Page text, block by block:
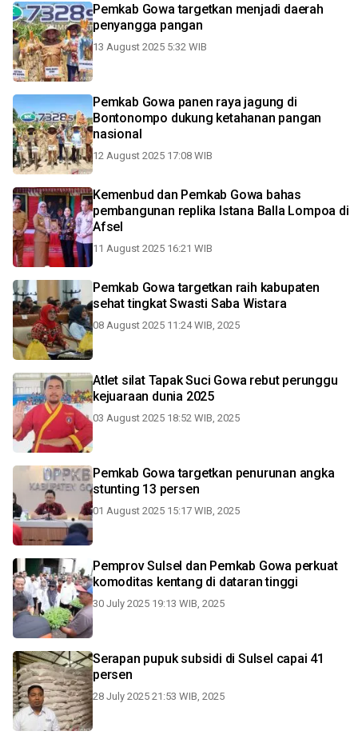
Pemkab Gowa targetkan menjadi daerah
penyangga pangan
13 August 2025 5:32 WIB
Pemkab Gowa panen raya jagung di
Bontonompo dukung ketahanan pangan
nasional
12 August 2025 17:08 WIB
Kemenbud dan Pemkab Gowa bahas
pembangunan replika Istana Balla Lompoa di
Afsel
11 August 2025 16:21 WIB
Pemkab Gowa targetkan raih kabupaten
sehat tingkat Swasti Saba Wistara
08 August 2025 11:24 WIB, 2025
Atlet silat Tapak Suci Gowa rebut perunggu
kejuaraan dunia 2025
03 August 2025 18:52 WIB, 2025
Pemkab Gowa targetkan penurunan angka
stunting 13 persen
01 August 2025 15:17 WIB, 2025
Pemprov Sulsel dan Pemkab Gowa perkuat
komoditas kentang di dataran tinggi
30 July 2025 19:13 WIB, 2025
Serapan pupuk subsidi di Sulsel capai 41
persen
28 July 2025 21:53 WIB, 2025